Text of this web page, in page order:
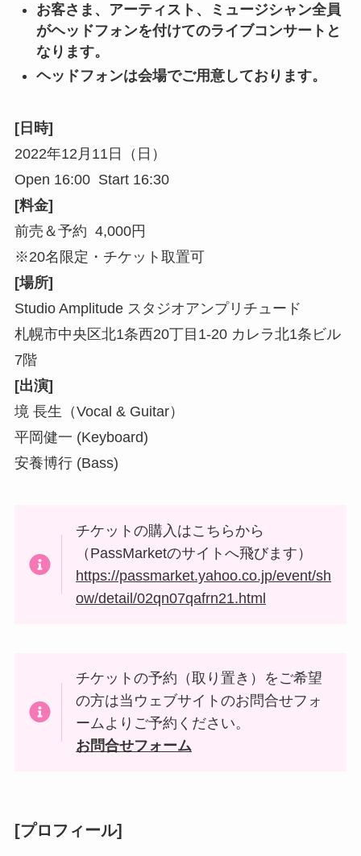
お客さま、アーティスト、ミュージシャン全員
がヘッドフォンを付けてのライブコンサートと
なります。
ヘッドフォンは会場でご用意しております。
[日時]
2022年12月11日（日）
Open 16:00 Start 16:30
[料金]
前売＆予約 4,000円
※20名限定・チケット取置可
[場所]
Studio Amplitude スタジオアンプリチュード
札幌市中央区北1条西20丁目1-20 カレラ北1条ビル
7階
[出演]
境 長生（Vocal & Guitar）
平岡健一 (Keyboard)
安養博行 (Bass)
チケットの購入はこちらから
（PassMarketのサイトへ飛びます）
https://passmarket.yahoo.co.jp/event/sh
ow/detail/02qn07qafrn21.html
チケットの予約（取り置き）をご希望
の方は当ウェブサイトのお問合せフォ
ームよりご予約ください。
お問合せフォーム
[プロフィール]